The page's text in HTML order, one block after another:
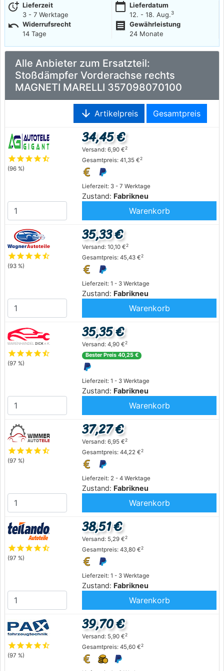
more_time Lieferzeit
3 - 7 Werktage
calendar_today Lieferdatum
12. - 18. Aug.3
undo Widerrufsrecht
14 Tage
receipt
Gewährleistung
24 Monate
Alle Anbieter zum Ersatzteil:
Stoßdämpfer Vorderachse rechts
MAGNETI MARELLI 357098070100
arrow_downward Artikelpreis Gesamtpreis
starstarstarstarstar_half
(96 %)
Lieferzeit: 3 - 7 Werktage
Zustand: Fabrikneu
34,45 €
Versand: 6,90 €2
Gesamtpreis: 41,35 €2
Warenkorb
starstarstarstarstar_half
(93 %)
Lieferzeit: 1 - 3 Werktage
Zustand: Fabrikneu
35,33 €
Versand: 10,10 €2
Gesamtpreis: 45,43 €2
Warenkorb
starstarstarstarstar_half
(97 %)
Lieferzeit: 1 - 3 Werktage
Zustand: Fabrikneu
35,35 €
Versand: 4,90 €2
Bester Preis 40,25 €
Warenkorb
starstarstarstarstar_half
(97 %)
Lieferzeit: 2 - 4 Werktage
Zustand: Fabrikneu
37,27 €
Versand: 6,95 €2
Gesamtpreis: 44,22 €2
Warenkorb
starstarstarstarstar_half
(97 %)
Lieferzeit: 1 - 3 Werktage
Zustand: Fabrikneu
38,51 €
Versand: 5,29 €2
Gesamtpreis: 43,80 €2
Warenkorb
starstarstarstarstar_half
(97 %)
39,70 €
Versand: 5,90 €2
Gesamtpreis: 45,60 €2